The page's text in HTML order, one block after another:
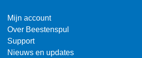
Mijn account
Over Beestenspul
Support
Nieuws en updates